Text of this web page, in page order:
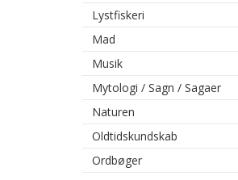
Lystfiskeri
Mad
Musik
Mytologi / Sagn / Sagaer
Naturen
Oldtidskundskab
Ordbøger